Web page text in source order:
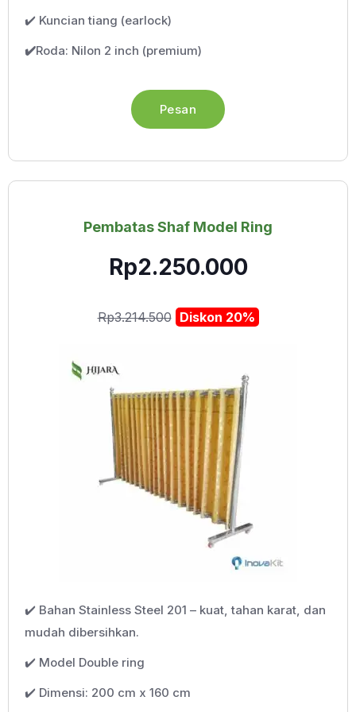
✔️ Kuncian tiang (earlock)
✔️Roda: Nilon 2 inch (premium)
Pesan
Pembatas Shaf Model Ring
Rp2.250.000
Rp3.214.500 Diskon 20%
✔️ Bahan Stainless Steel 201 – kuat, tahan karat, dan
mudah dibersihkan.
✔️ Model Double ring
✔️ Dimensi: 200 cm x 160 cm